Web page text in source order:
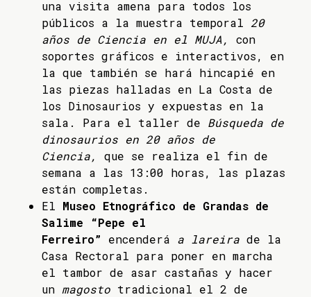
una visita amena para todos los
públicos a la muestra temporal 20
años de Ciencia en el MUJA,
con
soportes gráficos e interactivos, en
la que también se hará hincapié en
las piezas halladas en La Costa de
los Dinosaurios y expuestas en la
sala. Para el taller de Búsqueda de
dinosaurios en 20 años de
Ciencia,
que se realiza el fin de
semana a las 13:00 horas, las plazas
están completas.
El Museo Etnográfico de Grandas de
Salime “Pepe el
Ferreiro” encenderá a lareira de la
Casa Rectoral para poner en marcha
el tambor de asar castañas y hacer
un magosto tradicional el 2 de